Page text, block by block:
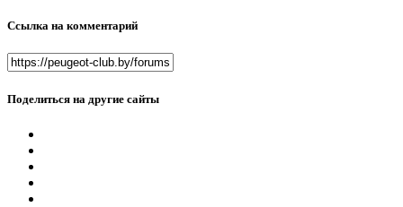
Ссылка на комментарий
Поделиться на другие сайты